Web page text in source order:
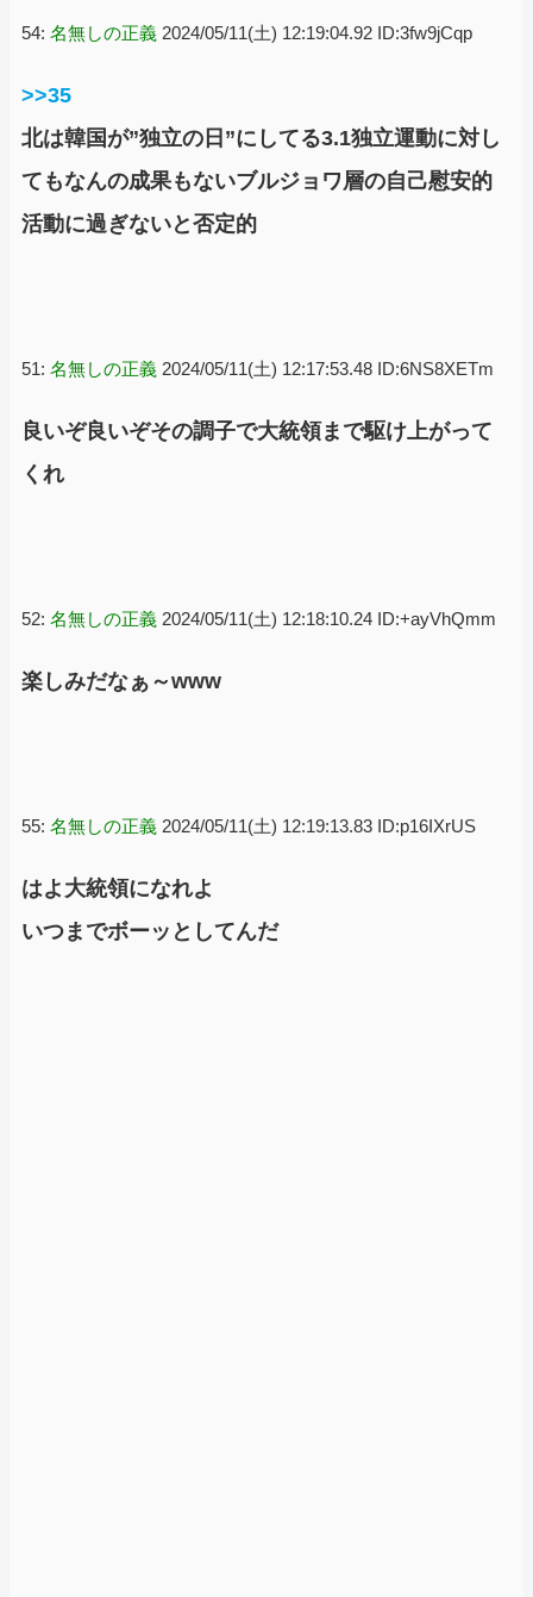
54: 名無しの正義 2024/05/11(土) 12:19:04.92 ID:3fw9jCqp
>>35
北は韓国が”独立の日”にしてる3.1独立運動に対し
てもなんの成果もないブルジョワ層の自己慰安的
活動に過ぎないと否定的
51: 名無しの正義 2024/05/11(土) 12:17:53.48 ID:6NS8XETm
良いぞ良いぞその調子で大統領まで駆け上がって
くれ
52: 名無しの正義 2024/05/11(土) 12:18:10.24 ID:+ayVhQmm
楽しみだなぁ～www
55: 名無しの正義 2024/05/11(土) 12:19:13.83 ID:p16IXrUS
はよ大統領になれよ
いつまでボーッとしてんだ